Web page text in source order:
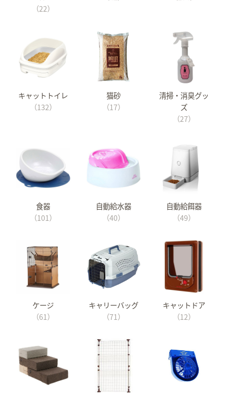
（22）
キャットトイレ
（132）
猫砂
（17）
清掃・消臭グッ
ズ
（27）
食器
（101）
自動給水器
（40）
自動給餌器
（49）
ケージ
（61）
キャリーバッグ
（71）
キャットドア
（12）